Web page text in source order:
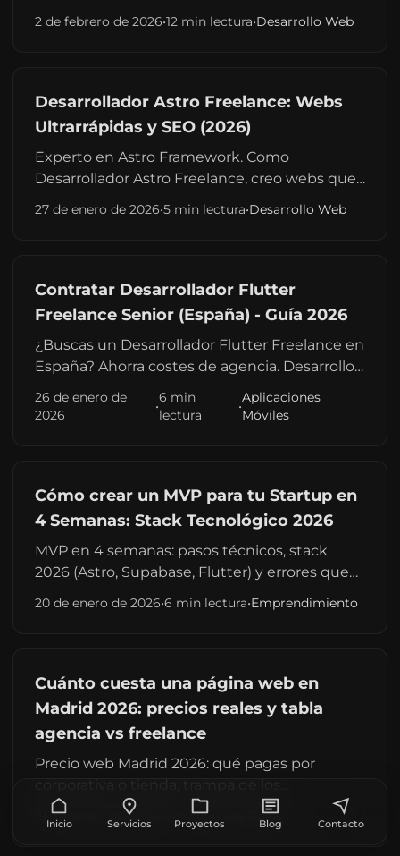
Inicio Servicios Proyectos Blog Contacto
según tu facturación. Comparativa honesta
2 de febrero de 2026•12 min lectura•Desarrollo Web
Desarrollador Astro Freelance: Webs
Ultrarrápidas y SEO (2026)
Experto en Astro Framework. Como
Desarrollador Astro Freelance, creo webs que
cargan en <1s. Puntuaciones 100/100 en
27 de enero de 2026•5 min lectura•Desarrollo Web
Contratar Desarrollador Flutter
Freelance Senior (España) - Guía 2026
¿Buscas un Desarrollador Flutter Freelance en
España? Ahorra costes de agencia. Desarrollo
de apps nativas (iOS/Android) con código
único. Experto en Startups y Lanzadera.
26 de enero de
2026
•
6 min
lectura
•
Aplicaciones
Móviles
Cómo crear un MVP para tu Startup en
4 Semanas: Stack Tecnológico 2026
MVP en 4 semanas: pasos técnicos, stack
2026 (Astro, Supabase, Flutter) y errores que
retrasan el lanzamiento. Guía para founders
que quieren validar ya, no en seis meses.
20 de enero de 2026•6 min lectura•Emprendimiento
Cuánto cuesta una página web en
Madrid 2026: precios reales y tabla
agencia vs freelance
Precio web Madrid 2026: qué pagas por
presupuestos bajos y comparativa freelance
vs agencia. Guía para decidir sin sorpresas.
19 de enero de 2026 7 min lectura Guías